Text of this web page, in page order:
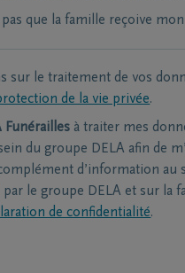
que la famille reçoive
sur le traitement de vos
de la vie privée.
Funérailles à traiter mes
du groupe DELA afin de
d’information au
par le groupe DELA et sur la
de confidentialité.